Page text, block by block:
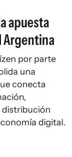
apuesta
Argentina
por parte
una
conecta
distribución
digital.